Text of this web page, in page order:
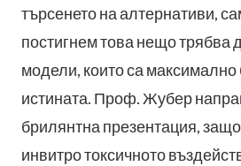
търсенето на алтернативи,
постигнем това нещо трябва
модели, които са максимално
истината. Проф. Жубер
брилянтна презентация,
инвитро токсичното